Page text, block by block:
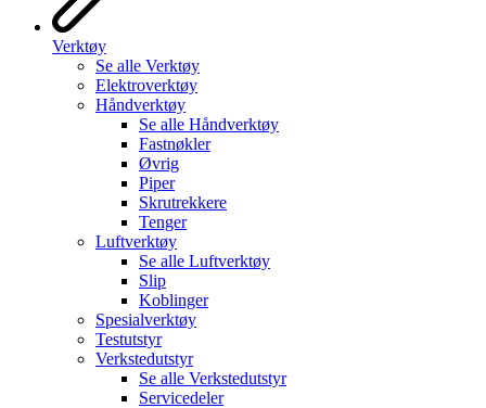
Verktøy
Se alle Verktøy
Elektroverktøy
Håndverktøy
Se alle Håndverktøy
Fastnøkler
Øvrig
Piper
Skrutrekkere
Tenger
Luftverktøy
Se alle Luftverktøy
Slip
Koblinger
Spesialverktøy
Testutstyr
Verkstedutstyr
Se alle Verkstedutstyr
Servicedeler